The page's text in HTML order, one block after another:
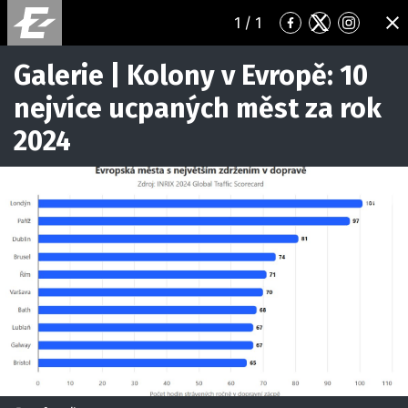
1 / 1
Přejít
na
Facebook
Přejít
na
Twitter
Přejít
na
Galerie | Kolony v Evropě: 10
nejvíce ucpaných měst za rok
2024